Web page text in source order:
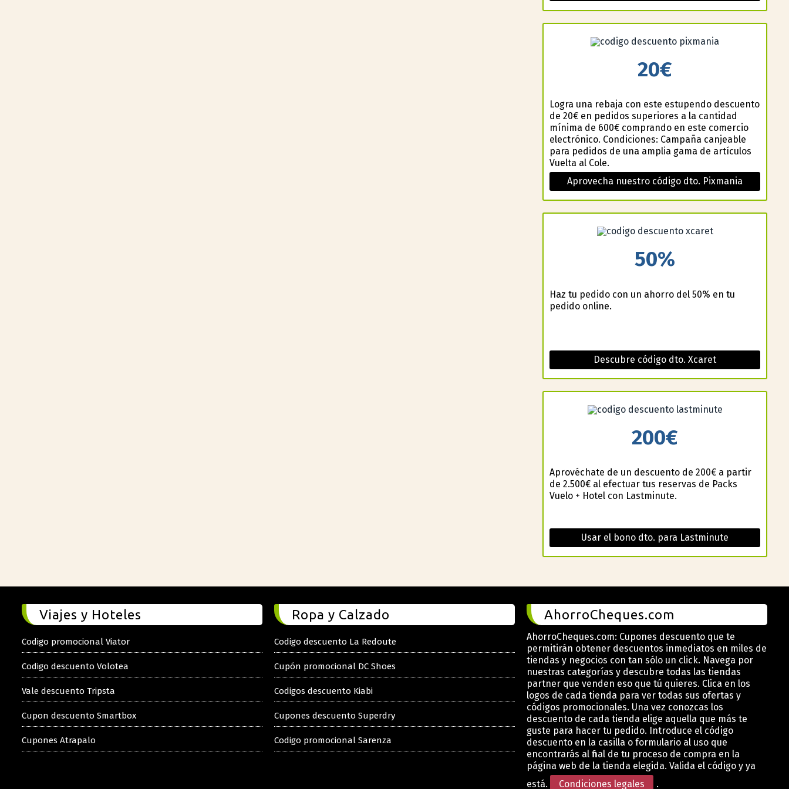
20€
Logra una rebaja con este estupendo descuento
de 20€ en pedidos superiores a la cantidad
mínima de 600€ comprando en este comercio
electrónico. Condiciones: Campaña canjeable
para pedidos de una amplia gama de artículos
Vuelta al Cole.
Aprovecha nuestro código dto. Pixmania
50%
Haz tu pedido con un ahorro del 50% en tu
pedido online.
Descubre código dto. Xcaret
200€
Aprovéchate de un descuento de 200€ a partir
de 2.500€ al efectuar tus reservas de Packs
Vuelo + Hotel con Lastminute.
Usar el bono dto. para Lastminute
Viajes y Hoteles
Codigo promocional Viator
Codigo descuento Volotea
Vale descuento Tripsta
Cupon descuento Smartbox
Cupones Atrapalo
Ropa y Calzado
Codigo descuento La Redoute
Cupón promocional DC Shoes
Codigos descuento Kiabi
Cupones descuento Superdry
Codigo promocional Sarenza
AhorroCheques.com
AhorroCheques.com: Cupones descuento que te
permitirán obtener descuentos inmediatos en miles de
tiendas y negocios con tan sólo un click. Navega por
nuestras categorías y descubre todas las tiendas
partner que venden eso que tú quieres. Clica en los
logos de cada tienda para ver todas sus ofertas y
códigos promocionales. Una vez conozcas los
descuento de cada tienda elige aquella que más te
guste para hacer tu pedido. Introduce el código
descuento en la casilla o formulario al uso que
encontrarás al final de tu proceso de compra en la
página web de la tienda elegida. Valida el código y ya
está.
Condiciones legales .